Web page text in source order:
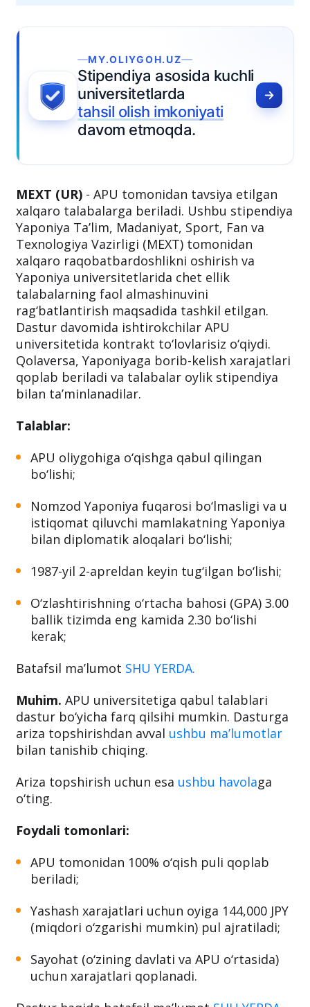
kuchli
MEXT (UR)- APU tomonidan tavsiya etilgan
xalqaro talabalarga beriladi. Ushbu stipendiya
Yaponiya Ta’lim, Madaniyat, Sport, Fan va
Texnologiya Vazirligi (MEXT) tomonidan
xalqaro raqobatbardoshlikni oshirish va
Yaponiya universitetlarida chet ellik
talabalarning faol almashinuvini
rag‘batlantirish maqsadida tashkil etilgan.
Dastur davomida ishtirokchilar APU
universitetida kontrakt to‘lovlarisiz o‘qiydi.
qoplab beriladi va talabalar oylik stipendiya
Talablar:
APU oliygohiga o‘qishga qabul qilingan
bo‘lishi;
istiqomat qiluvchi mamlakatning Yaponiya
1987-yil 2-apreldan keyin tug‘ilgan bo‘lishi;
ballik tizimda eng kamida 2.30 bo‘lishi
Batafsil ma’lumotSHU YERDA.
Muhim.APU universitetiga qabul talablari
ariza topshirishdan avvalushbu ma’lumotlar
bilan tanishib chiqing.
Ariza topshirish uchun esa
Foydali tomonlari:
APU tomonidan 100% o‘qish puli qoplab
beriladi;
Yashash xarajatlari uchun oyiga 144,000 JPY
(miqdori o‘zgarishi mumkin) pul ajratiladi;